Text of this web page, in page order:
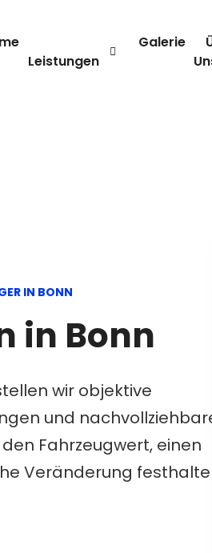
Leistungen
Galerie
IN BONN
in Bonn
wir objektive
und
Fahrzeugwert, einen
Veränderung